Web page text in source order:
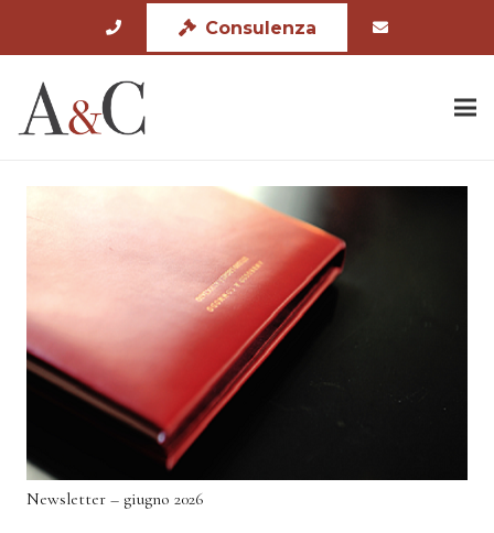
Consulenza
Newsletter – giugno 2026